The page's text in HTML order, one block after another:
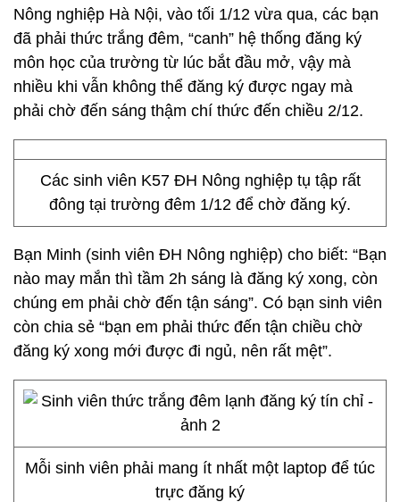
Nông nghiệp Hà Nội, vào tối 1/12 vừa qua, các bạn
đã phải thức trắng đêm, “canh” hệ thống đăng ký
môn học của trường từ lúc bắt đầu mở, vậy mà
nhiều khi vẫn không thể đăng ký được ngay mà
phải chờ đến sáng thậm chí thức đến chiều 2/12.
Các sinh viên K57 ĐH Nông nghiệp tụ tập rất
đông tại trường đêm 1/12 để chờ đăng ký.
Bạn Minh (sinh viên ĐH Nông nghiệp) cho biết: “Bạn
nào may mắn thì tầm 2h sáng là đăng ký xong, còn
chúng em phải chờ đến tận sáng”. Có bạn sinh viên
còn chia sẻ “bạn em phải thức đến tận chiều chờ
đăng ký xong mới được đi ngủ, nên rất mệt”.
Mỗi sinh viên phải mang ít nhất một laptop để túc
trực đăng ký